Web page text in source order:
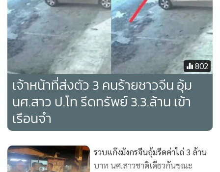
ประมาณ 2 ล้านบาท เพื่อแลกกับการปล่อยตัวนายฉี นายฉีจึงได้
ให้กลุ่มผู้ก่อเหตุพูดคุยกับลูกชายที่อยู่จีน จนสุดท้ายลูกชายยอม
โอนเงินสกุลดิจิทัลให้กลุ่มผู้ก่อเหตุ 30,000 USDT หรือประมาณ
1 ล้านบาท หลังจากนั้นผู้ก่อเหตุจึงยอมปล่อยตัวนายฉี และผู้เสีย
หายกลับมาจุดเดิม
ผู้เสียหาย ยังบอกอีกว่า หลังเกิดเหตุก็ไม่สามารถติดต่อนายฉีได้
อีก จนมาทราบว่านายฉีได้กลับไปอยู่กับลูกชายที่จีนแล้ว แต่ยัง
รู้สึกหวาดกลัว เกรงจะไม่ปลอดภัย เนื่องจากคาดว่ากลุ่มนี้ทำเป็น
ใจมาแจ้งความ
802
เจ้าหน้าที่ส่งตัว 3 คนร้ายชาวจีน อุ้ม
นศ.สาว ป.โท รีดทรัพย์ 3.3.ล้าน เข้า
เรือนจำ
รวบแก๊งมังกรจีนอุ้มรีดค่าไถ่ 3 ล้าน
บาท นศ.สาวชาติเดียวกันขณะ